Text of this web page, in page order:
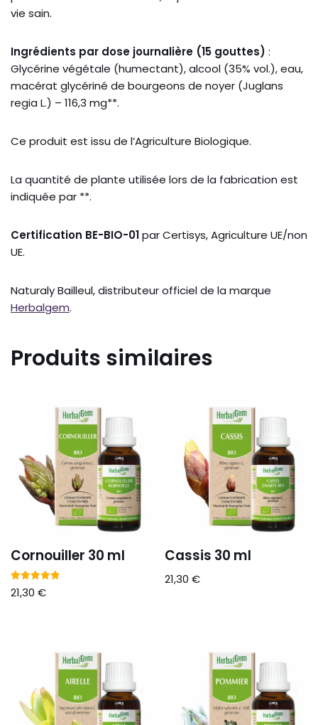
vie sain.
Ingrédients par dose journalière (15 gouttes) :
Glycérine végétale (humectant), alcool (35% vol.), eau,
macérat glycériné de bourgeons de noyer (Juglans
regia L.) – 116,3 mg**.
Ce produit est issu de l’Agriculture Biologique.
La quantité de plante utilisée lors de la fabrication est
indiquée par **.
Certification BE-BIO-01par Certisys, Agriculture UE/non
UE.
Naturaly Bailleul, distributeur officiel de la marque
Herbalgem.
Produits similaires
Cornouiller 30 ml
Note
5.00
21,30 €
Cassis 30 ml
21,30€